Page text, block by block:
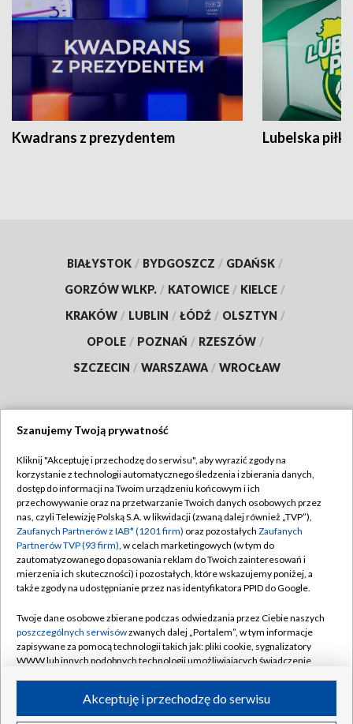
Kwadrans z prezydentem Lubelska piłka
BIAŁYSTOK / BYDGOSZCZ / GDAŃSK /
GORZÓW WLKP. / KATOWICE / KIELCE /
KRAKÓW / LUBLIN / ŁÓDŹ / OLSZTYN /
OPOLE / POZNAŃ / RZESZÓW /
SZCZECIN / WARSZAWA / WROCŁAW
TVP
Abonament TVP
Emisja w TVP
Centrum informacji TVP
Naziemna Telewizja Cyfrowa
Rada Programowa
System NOS
Informacje o nadawcy
Program dla prasy
Regulamin TVP
Polityka prywatności
Moje zgody
Pomoc
Kontakt
Kanały
Szanujemy Twoją prywatność
Kliknij "Akceptuję i przechodzę do serwisu", aby wyrazić zgody na
korzystanie z technologii automatycznego śledzenia i zbierania danych,
dostęp do informacji na Twoim urządzeniu końcowym i ich
przechowywanie oraz na przetwarzanie Twoich danych osobowych przez
nas, czyli Telewizję Polską S.A. w likwidacji (zwaną dalej również „TVP”),
Zaufanych Partnerów z IAB* (1201 firm) oraz pozostałych Zaufanych
Partnerów TVP (93 firm), w celach marketingowych (w tym do
zautomatyzowanego dopasowania reklam do Twoich zainteresowań i
mierzenia ich skuteczności) i pozostałych, które wskazujemy poniżej, a
także zgody na udostępnianie przez nas identyfikatora PPID do Google.
Twoje dane osobowe zbierane podczas odwiedzania przez Ciebie naszych
poszczególnych serwisówzwanych dalej „Portalem”, w tym informacje
zapisywane za pomocą technologii takich jak: pliki cookie, sygnalizatory
WWW lub innych podobnych technologii umożliwiających świadczenie
ruchu w Internecie.Akceptuję i przechodzę do serwisu